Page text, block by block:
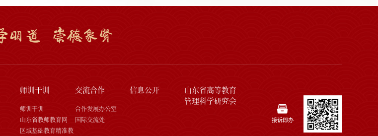
师训干训
师训干训
山东省教师教育网
区域基础教育精准教
交流合作
合作发展办公室
国际交流处
信息公开
山东省高等教育
管理科学研究会
接诉即办